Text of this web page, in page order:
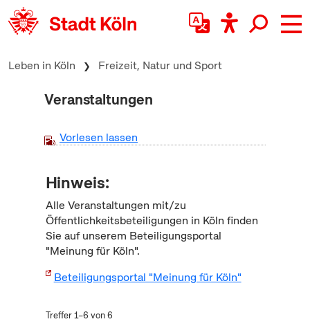
zum Inhalt springen
Leben in Köln Freizeit, Natur und Sport
Veranstaltungen
Vorlesen lassen
Hinweis:
Alle Veranstaltungen mit/zu
Öffentlichkeitsbeteiligungen in Köln finden
Sie auf unserem Beteiligungsportal
"Meinung für Köln".
Beteiligungsportal "Meinung für Köln"
Treffer 1–6 von 6